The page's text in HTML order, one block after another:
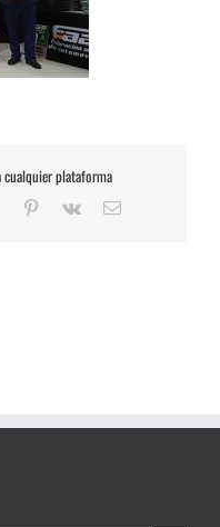
plataforma
Tumblr Pinterest
Vk
Correo